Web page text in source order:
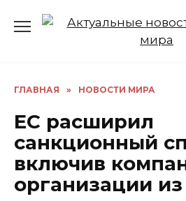
ГЛАВНАЯ » НОВОСТИ МИРА
ЕС расширил
санкционный
включив
организации